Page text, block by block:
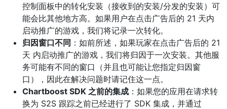
控制面板中的转化安装（接收到的安装/分发的安装）可
能会比其他地方高。如果用户在点击广告后的 21 天内
启动推广的游戏，我们将记录一次转化。
归因窗口不同 ：如前所述，如果玩家在点击广告后的 21
天 内启动推广的游戏，我们将归因于一次安装。其他服
务可能有不同的窗口（并且也可能让您指定归因窗
口），因此在解决问题时请记住这一点。
Chartboost SDK 之前的集成 ：如果您的应用在请求转
换为 S2S 跟踪之前已经进行了 SDK 集成，并通过